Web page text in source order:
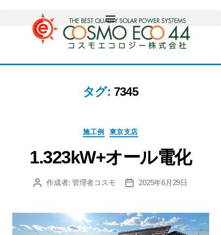
タグ: 7345
施工例 東京支店
1.323kW+オール電化
作成者: 管理者コスモ 2025年6月29日